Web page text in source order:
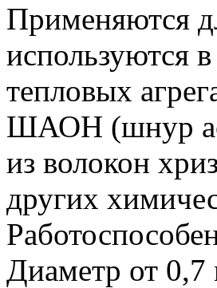
Применяются
используются
тепловых
ШАОН (шнур
из волокон
других
Диаметр от